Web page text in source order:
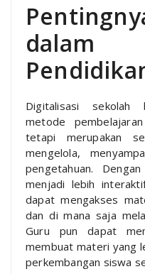
Digitalisasi sekolah
metode
tetapi merupakan
mengelola,
pengetahuan.
menjadi lebih
dapat mengakses
dan di mana saja
Guru pun dapat
membuat materi yang
perkembangan siswa